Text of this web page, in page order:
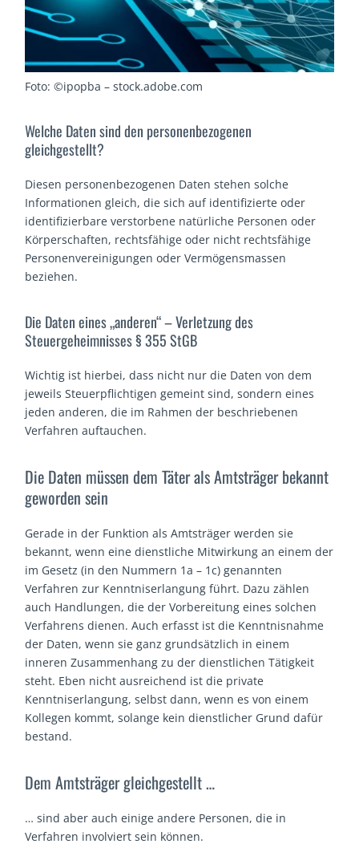
Foto: ©ipopba – stock.adobe.com
Welche Daten sind den personenbezogenen
gleichgestellt?
Diesen personenbezogenen Daten stehen solche
Informationen gleich, die sich auf identifizierte oder
identifizierbare verstorbene natürliche Personen oder
Körperschaften, rechtsfähige oder nicht rechtsfähige
Personenvereinigungen oder Vermögensmassen
beziehen.
Die Daten eines „anderen“ – Verletzung des
Steuergeheimnisses § 355 StGB
Wichtig ist hierbei, dass nicht nur die Daten von dem
jeweils Steuerpflichtigen gemeint sind, sondern eines
jeden anderen, die im Rahmen der beschriebenen
Verfahren auftauchen.
Die Daten müssen dem Täter als Amtsträger bekannt
geworden sein
Gerade in der Funktion als Amtsträger werden sie
bekannt, wenn eine dienstliche Mitwirkung an einem der
im Gesetz (in den Nummern 1a – 1c) genannten
Verfahren zur Kenntniserlangung führt. Dazu zählen
auch Handlungen, die der Vorbereitung eines solchen
Verfahrens dienen. Auch erfasst ist die Kenntnisnahme
der Daten, wenn sie ganz grundsätzlich in einem
inneren Zusammenhang zu der dienstlichen Tätigkeit
steht. Eben nicht ausreichend ist die private
Kenntniserlangung, selbst dann, wenn es von einem
Kollegen kommt, solange kein dienstlicher Grund dafür
bestand.
Dem Amtsträger gleichgestellt …
… sind aber auch einige andere Personen, die in
Verfahren involviert sein können.